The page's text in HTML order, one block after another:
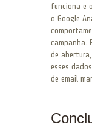
funciona e
o Google
campanha.
de
esses
de email